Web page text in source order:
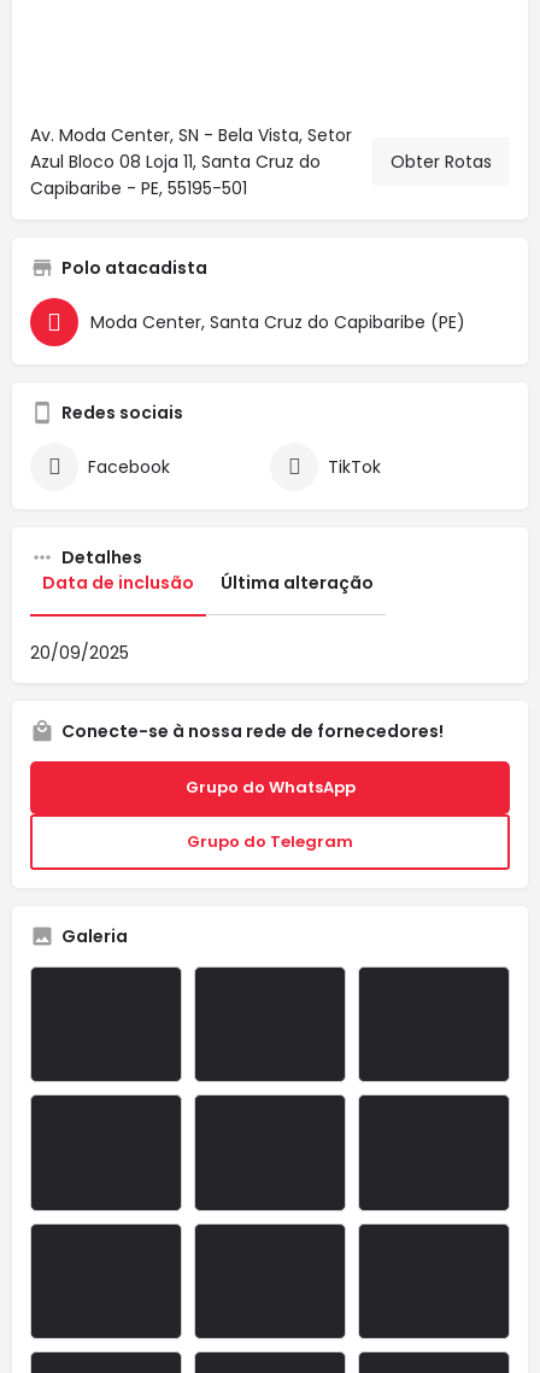
Av. Moda Center, SN - Bela Vista, Setor
Azul Bloco 08 Loja 11, Santa Cruz do
Capibaribe - PE, 55195-501
Obter Rotas
Polo atacadista
Moda Center, Santa Cruz do Capibaribe (PE)
Redes sociais
Facebook TikTok
Detalhes
Data de inclusão
Última alteração
20/09/2025
Conecte-se à nossa rede de fornecedores!
Grupo do WhatsApp
Grupo do Telegram
Galeria